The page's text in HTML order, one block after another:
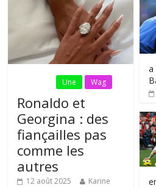
Une Wag
Ronaldo et
Georgina : des
fiançailles pas
comme les
autres
12 août 2025
Karine
a